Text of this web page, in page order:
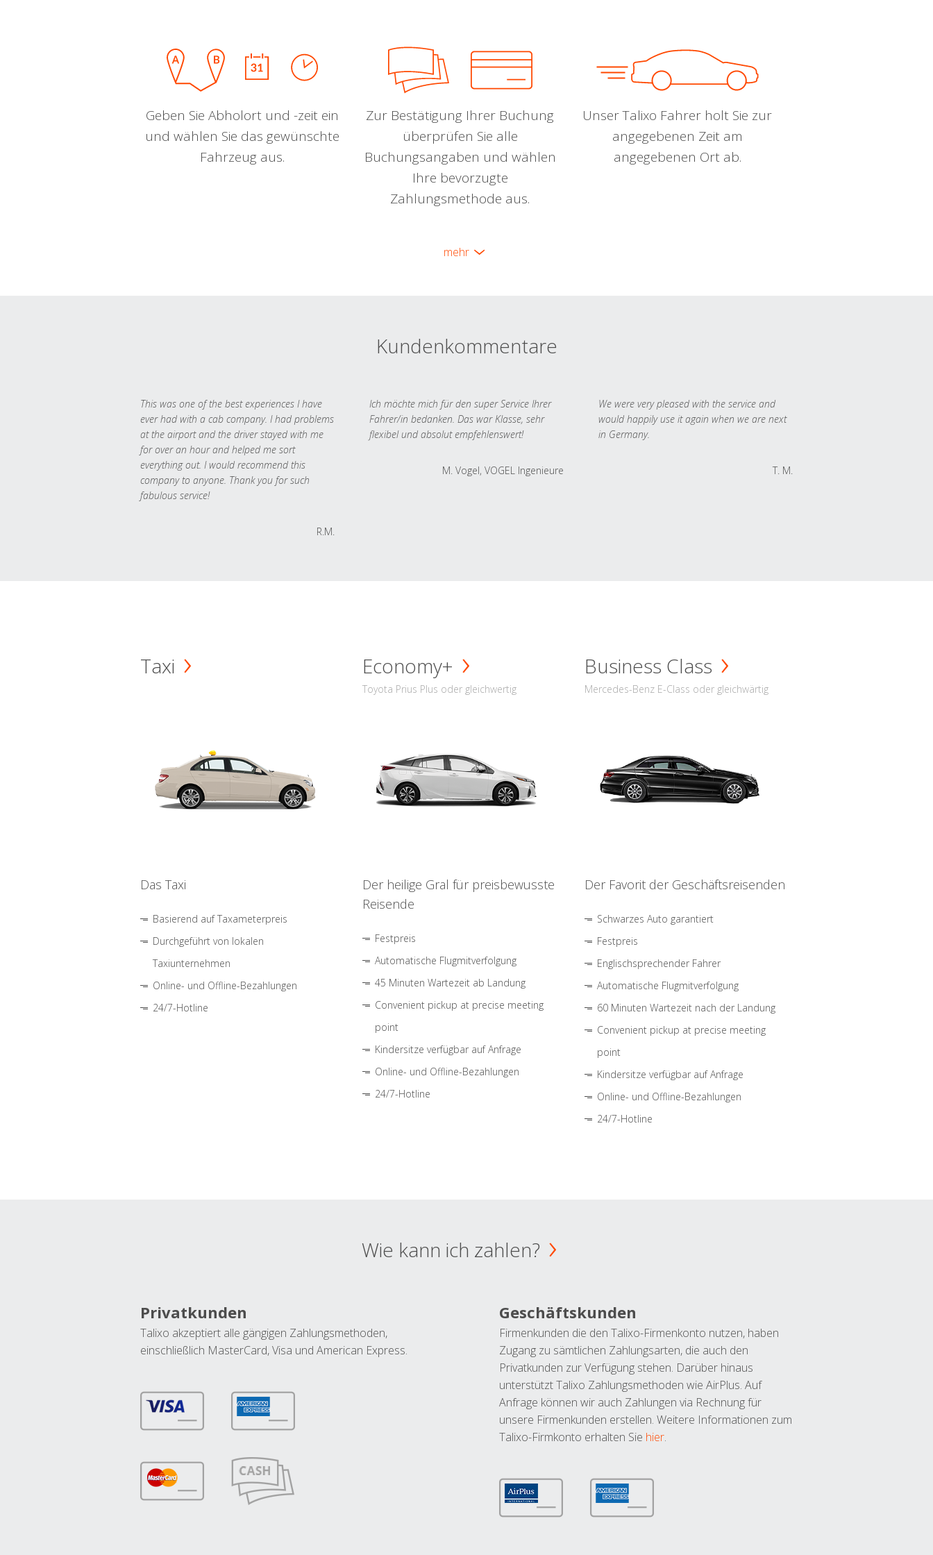
Geben Sie Abholort und -zeit ein
und wählen Sie das gewünschte
Fahrzeug aus.
Zur Bestätigung Ihrer Buchung
überprüfen Sie alle
Buchungsangaben und wählen
Ihre bevorzugte
Zahlungsmethode aus.
Unser Talixo Fahrer holt Sie zur
angegebenen Zeit am
angegebenen Ort ab.
mehr
Kundenkommentare
This was one of the best experiences I have
ever had with a cab company. I had problems
at the airport and the driver stayed with me
for over an hour and helped me sort
everything out. I would recommend this
company to anyone. Thank you for such
fabulous service!
R.M.
Ich möchte mich für den super Service Ihrer
Fahrer/in bedanken. Das war Klasse, sehr
flexibel und absolut empfehlenswert!
M. Vogel, VOGEL Ingenieure
We were very pleased with the service and
would happily use it again when we are next
in Germany.
T. M.
Taxi
Das Taxi
Basierend auf Taxameterpreis
Durchgeführt von lokalen
Taxiunternehmen
Online- und Offline-Bezahlungen
24/7-Hotline
Economy+
Toyota Prius Plus oder gleichwertig
Der heilige Gral für preisbewusste
Reisende
Festpreis
Automatische Flugmitverfolgung
45 Minuten Wartezeit ab Landung
Convenient pickup at precise meeting
point
Kindersitze verfügbar auf Anfrage
Online- und Offline-Bezahlungen
24/7-Hotline
Business Class
Mercedes-Benz E-Class oder gleichwärtig
Der Favorit der Geschäftsreisenden
Schwarzes Auto garantiert
Festpreis
Englischsprechender Fahrer
Automatische Flugmitverfolgung
60 Minuten Wartezeit nach der Landung
Convenient pickup at precise meeting
point
Kindersitze verfügbar auf Anfrage
Online- und Offline-Bezahlungen
24/7-Hotline
Wie kann ich zahlen?
Privatkunden
Talixo akzeptiert alle gängigen Zahlungsmethoden,
einschließlich MasterCard, Visa und American Express.
Geschäftskunden
Firmenkunden die den Talixo-Firmenkonto nutzen, haben
Zugang zu sämtlichen Zahlungsarten, die auch den
Privatkunden zur Verfügung stehen. Darüber hinaus
unterstützt Talixo Zahlungsmethoden wie AirPlus. Auf
Anfrage können wir auch Zahlungen via Rechnung für
unsere Firmenkunden erstellen. Weitere Informationen zum
Talixo-Firmkonto erhalten Sie hier.